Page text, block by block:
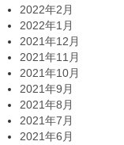
2022年2月
2022年1月
2021年12月
2021年11月
2021年10月
2021年9月
2021年8月
2021年7月
2021年6月